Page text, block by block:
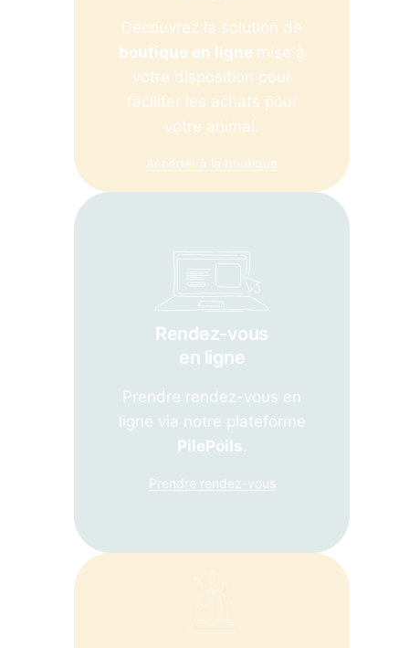
Découvrez la solution de
boutique en ligne mise à
votre disposition pour
faciliter les achats pour
votre animal.
Accéder à la boutique
Rendez-vous
en ligne
Prendre rendez-vous en
ligne via notre plateforme
PilePoils.
Prendre rendez-vous